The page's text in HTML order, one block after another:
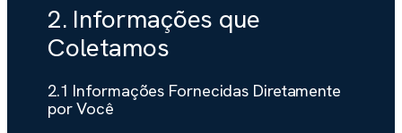
2. Informações que
Coletamos
2.1 Informações Fornecidas Diretamente
por Você